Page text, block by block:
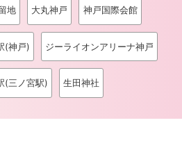
地 大丸神戸 神戸国際会館
(神戸) ジーライオンアリーナ神戸
(三ノ宮駅) 生田神社